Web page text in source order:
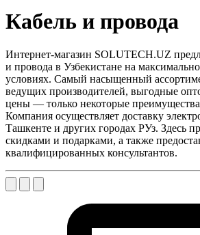
Кабель и провода
Интернет-магазин SOLUTECH.UZ
и провода в Узбекистане на
условиях. Самый насыщенный
ведущих производителей, выгодные
цены — только некоторые
Компания осуществляет доставку
Ташкенте и других городах РУз. Здесь
скидками и подарками, а также
квалифицированных консультантов.